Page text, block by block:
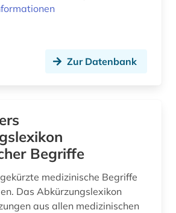
(1)
molekularbiologie (3)
monographie (1)
Zur Datenbank
Begriffe
medizinische Begriffe
Das Abkürzungslexikon
aus allen medizinischen